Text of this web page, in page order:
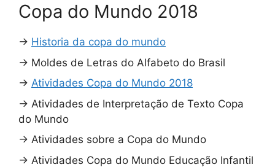
Copa do Mundo 2018
→ Historia da copa do mundo
→ Moldes de Letras do Alfabeto do Brasil
→ Atividades Copa do Mundo 2018
→ Atividades de Interpretação de Texto Copa
do Mundo
→ Atividades sobre a Copa do Mundo
→ Atividades Copa do Mundo Educação Infantil